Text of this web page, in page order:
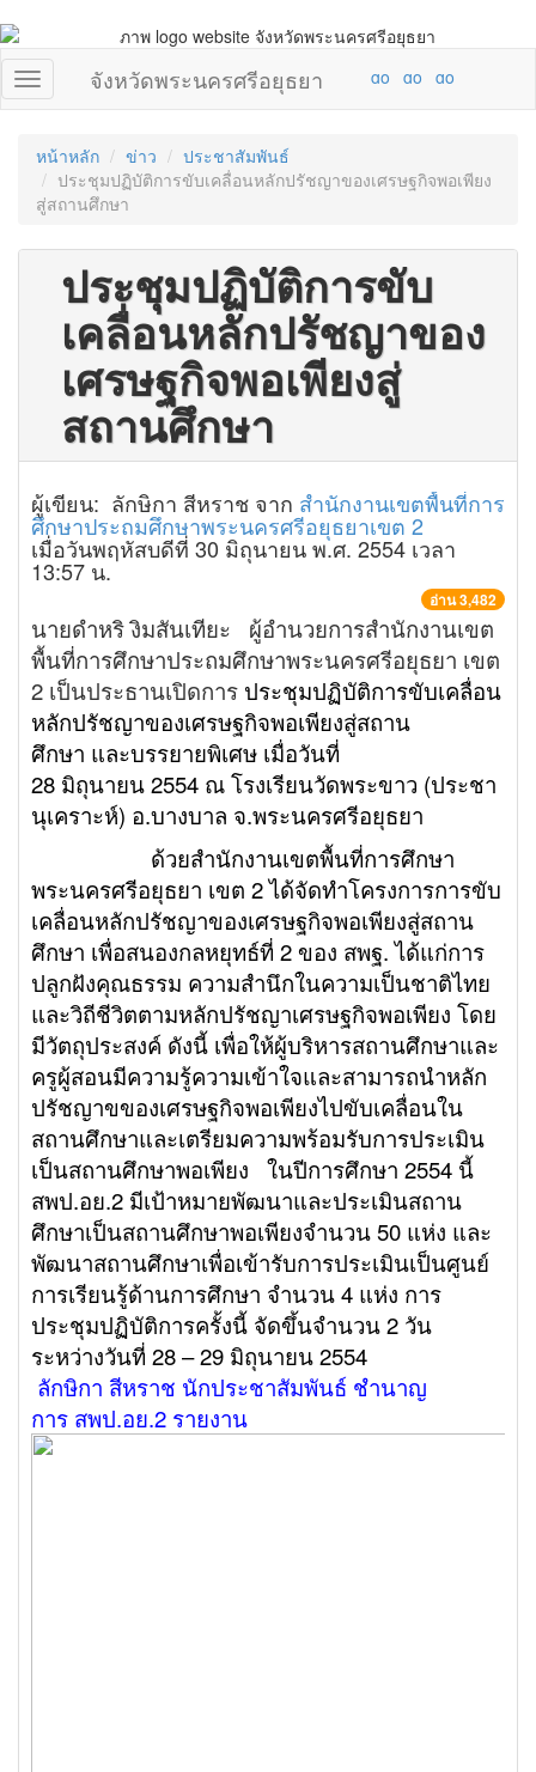
จังหวัดพระนครศรีอยุธยา
หน้าหลัก ข่าว
ประชาสัมพันธ์
ประชุมปฏิบัติการขับเคลื่อนหลักปรัชญาของเศรษฐกิจพอเพียง
สู่สถานศึกษา
ประชุมปฏิบัติการขับ
เคลื่อนหลักปรัชญาของ
เศรษฐกิจพอเพียงสู่
สถานศึกษา
ผู้เขียน: ลักษิกา สีหราช จาก สำนักงานเขตพื้นที่การ
ศึกษาประถมศึกษาพระนครศรีอยุธยาเขต 2
เมื่อวันพฤหัสบดีที่ 30 มิถุนายน พ.ศ. 2554 เวลา
13:57 น.
อ่าน 3,482
นายดำหริ งิมสันเทียะ ผู้อำนวยการสำนักงานเขต
พื้นที่การศึกษาประถมศึกษาพระนครศรีอยุธยา เขต
2 เป็นประธานเปิดการ ประชุมปฏิบัติการขับเคลื่อน
หลักปรัชญาของเศรษฐกิจพอเพียงสู่สถาน
ศึกษา และบรรยายพิเศษ เมื่อวันที่
28 มิถุนายน2554 ณ โรงเรียนวัดพระขาว (ประชา
นุเคราะห์) อ.บางบาล จ.พระนครศรีอยุธยา
ด้วยสำนักงานเขตพื้นที่การศึกษา
พระนครศรีอยุธยา เขต 2 ได้จัดทำโครงการการขับ
เคลื่อนหลักปรัชญาของเศรษฐกิจพอเพียงสู่สถาน
ศึกษา เพื่อสนองกลหยุทธ์ที่ 2 ของ สพฐ. ได้แก่การ
ปลูกฝังคุณธรรม ความสำนึกในความเป็นชาติไทย
และวิถีชีวิตตามหลักปรัชญาเศรษฐกิจพอเพียง โดย
มีวัตถุประสงค์ ดังนี้ เพื่อให้ผู้บริหารสถานศึกษาและ
ครูผู้สอนมีความรู้ความเข้าใจและสามารถนำหลัก
ปรัชญาขของเศรษฐกิจพอเพียงไปขับเคลื่อนใน
สถานศึกษาและเตรียมความพร้อมรับการประเมิน
เป็นสถานศึกษาพอเพียง ในปีการศึกษา 2554 นี้
สพป.อย.2 มีเป้าหมายพัฒนาและประเมินสถาน
ศึกษาเป็นสถานศึกษาพอเพียงจำนวน 50 แห่ง และ
พัฒนาสถานศึกษาเพื่อเข้ารับการประเมินเป็นศูนย์
การเรียนรู้ด้านการศึกษา จำนวน 4 แห่ง การ
ประชุมปฏิบัติการครั้งนี้ จัดขึ้นจำนวน 2 วัน
ระหว่างวันที่ 28– 29 มิถุนายน 2554
ลักษิกา สีหราช นักประชาสัมพันธ์ ชำนาญ
การ สพป.อย.2 รายงาน